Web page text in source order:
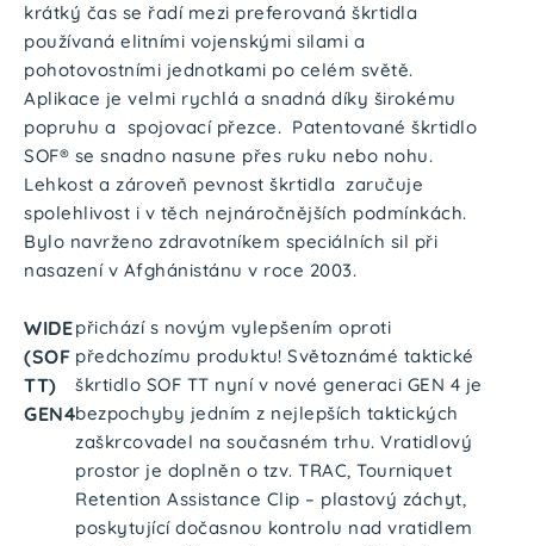
krátký čas se řadí mezi preferovaná škrtidla
používaná elitními vojenskými silami a
pohotovostními jednotkami po celém světě.
Aplikace je velmi rychlá a snadná díky širokému
popruhu a spojovací přezce. Patentované škrtidlo
SOF® se snadno nasune přes ruku nebo nohu.
Lehkost a zároveň pevnost škrtidla zaručuje
spolehlivost i v těch nejnáročnějších podmínkách.
Bylo navrženo zdravotníkem speciálních sil při
nasazení v Afghánistánu v roce 2003.
WIDE
(SOF
TT)
GEN4
přichází s novým vylepšením oproti
předchozímu produktu! Světoznámé taktické
škrtidlo SOF TT nyní v nové generaci GEN 4 je
bezpochyby jedním z nejlepších taktických
zaškrcovadel na současném trhu. Vratidlový
prostor je doplněn o tzv. TRAC, Tourniquet
Retention Assistance Clip – plastový záchyt,
poskytující dočasnou kontrolu nad vratidlem